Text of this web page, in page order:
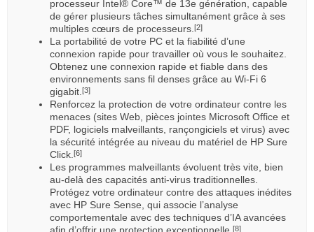
processeur Intel® Core™ de 13e génération, capable
de gérer plusieurs tâches simultanément grâce à ses
multiples cœurs de processeurs. [2]
La portabilité de votre PC et la fiabilité d’une
connexion rapide pour travailler où vous le souhaitez.
Obtenez une connexion rapide et fiable dans des
environnements sans fil denses grâce au Wi-Fi 6
gigabit. [3]
Renforcez la protection de votre ordinateur contre les
menaces (sites Web, pièces jointes Microsoft Office et
PDF, logiciels malveillants, rançongiciels et virus) avec
la sécurité intégrée au niveau du matériel de HP Sure
Click. [6]
Les programmes malveillants évoluent très vite, bien
au-delà des capacités anti-virus traditionnelles.
Protégez votre ordinateur contre des attaques inédites
avec HP Sure Sense, qui associe l’analyse
comportementale avec des techniques d’IA avancées
afin d’offrir une protection exceptionnelle. [8]